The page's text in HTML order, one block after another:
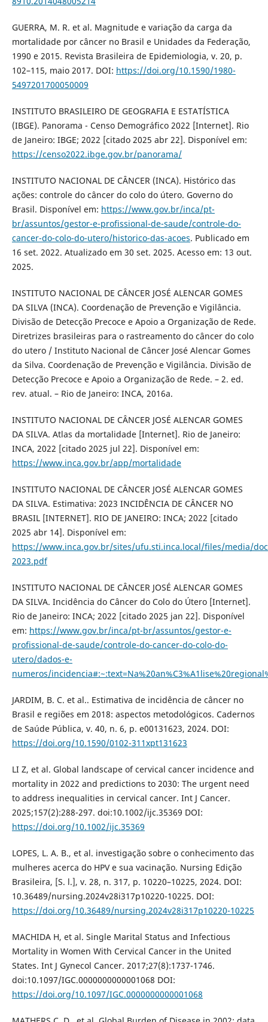
GUERRA, M. R. et al. Magnitude e variação da carga da
mortalidade por câncer no Brasil e Unidades da Federação,
1990 e 2015. Revista Brasileira de Epidemiologia, v. 20, p.
102–115, maio 2017. DOI: https://doi.org/10.1590/1980-
5497201700050009
INSTITUTO BRASILEIRO DE GEOGRAFIA E ESTATÍSTICA
(IBGE). Panorama - Censo Demográfico 2022 [Internet]. Rio
de Janeiro: IBGE; 2022 [citado 2025 abr 22]. Disponível em:
https://censo2022.ibge.gov.br/panorama/
INSTITUTO NACIONAL DE CÂNCER (INCA). Histórico das
ações: controle do câncer do colo do útero. Governo do
Brasil. Disponível em: https://www.gov.br/inca/pt-
br/assuntos/gestor-e-profissional-de-saude/controle-do-
cancer-do-colo-do-utero/historico-das-acoes. Publicado em
16 set. 2022. Atualizado em 30 set. 2025. Acesso em: 13 out.
2025.
INSTITUTO NACIONAL DE CÂNCER JOSÉ ALENCAR GOMES
DA SILVA (INCA). Coordenação de Prevenção e Vigilância.
Divisão de Detecção Precoce e Apoio a Organização de Rede.
Diretrizes brasileiras para o rastreamento do câncer do colo
do utero / Instituto Nacional de Câncer José Alencar Gomes
da Silva. Coordenação de Prevenção e Vigilância. Divisão de
Detecção Precoce e Apoio a Organização de Rede. – 2. ed.
rev. atual. – Rio de Janeiro: INCA, 2016a.
INSTITUTO NACIONAL DE CÂNCER JOSÉ ALENCAR GOMES
DA SILVA. Atlas da mortalidade [Internet]. Rio de Janeiro:
INCA, 2022 [citado 2025 jul 22]. Disponível em:
https://www.inca.gov.br/app/mortalidade
INSTITUTO NACIONAL DE CÂNCER JOSÉ ALENCAR GOMES
DA SILVA. Estimativa: 2023 INCIDÊNCIA DE CÂNCER NO
BRASIL [INTERNET]. RIO DE JANEIRO: INCA; 2022 [citado
2025 abr 14]. Disponível em:
https://www.inca.gov.br/sites/ufu.sti.inca.local/files/media/
2023.pdf
INSTITUTO NACIONAL DE CÂNCER JOSÉ ALENCAR GOMES
DA SILVA. Incidência do Câncer do Colo do Útero [Internet].
Rio de Janeiro: INCA; 2022 [citado 2025 jan 22]. Disponível
em: https://www.gov.br/inca/pt-br/assuntos/gestor-e-
profissional-de-saude/controle-do-cancer-do-colo-do-
utero/dados-e-
numeros/
JARDIM, B. C. et al.. Estimativa de incidência de câncer no
Brasil e regiões em 2018: aspectos metodológicos. Cadernos
de Saúde Pública, v. 40, n. 6, p. e00131623, 2024. DOI:
https://doi.org/10.1590/0102-311xpt131623
LI Z, et al. Global landscape of cervical cancer incidence and
mortality in 2022 and predictions to 2030: The urgent need
to address inequalities in cervical cancer. Int J Cancer.
2025;157(2):288-297. doi:10.1002/ijc.35369 DOI:
https://doi.org/10.1002/ijc.35369
LOPES, L. A. B., et al. investigação sobre o conhecimento das
mulheres acerca do HPV e sua vacinação. Nursing Edição
Brasileira, [S. l.], v. 28, n. 317, p. 10220–10225, 2024. DOI:
10.36489/nursing.2024v28i317p10220-10225. DOI:
https://doi.org/10.36489/nursing.2024v28i317p10220-10225
MACHIDA H, et al. Single Marital Status and Infectious
Mortality in Women With Cervical Cancer in the United
States. Int J Gynecol Cancer. 2017;27(8):1737-1746.
doi:10.1097/IGC.0000000000001068 DOI:
https://doi.org/10.1097/IGC.0000000000001068